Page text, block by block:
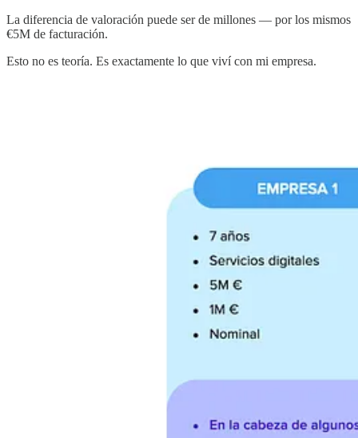
La diferencia de valoración puede ser de millones — por los mismos
€5M de facturación.
Esto no es teoría. Es exactamente lo que viví con mi empresa.